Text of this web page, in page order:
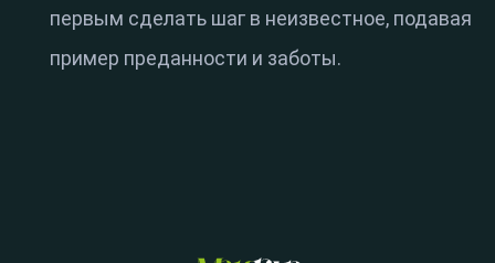
первым сделать шаг в неизвестное, подавая
пример преданности и заботы.